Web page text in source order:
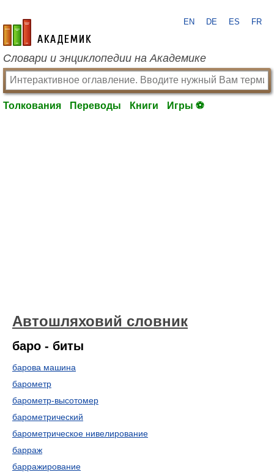
academic.ru
EN DE ES FR
Словари и энциклопедии на Академике
Толкования Переводы Книги Игры ⚽
Автошляховий словник
баро - биты
барова машина
барометр
барометр-высотомер
барометрический
барометрическое нивелирование
барраж
барражирование